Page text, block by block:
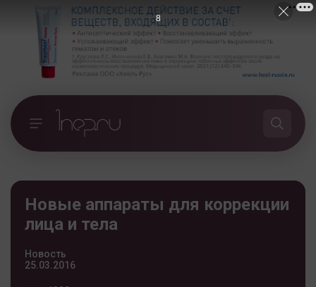
Новые аппараты для коррекции
лица и тела
Новость
25.03.2016
7